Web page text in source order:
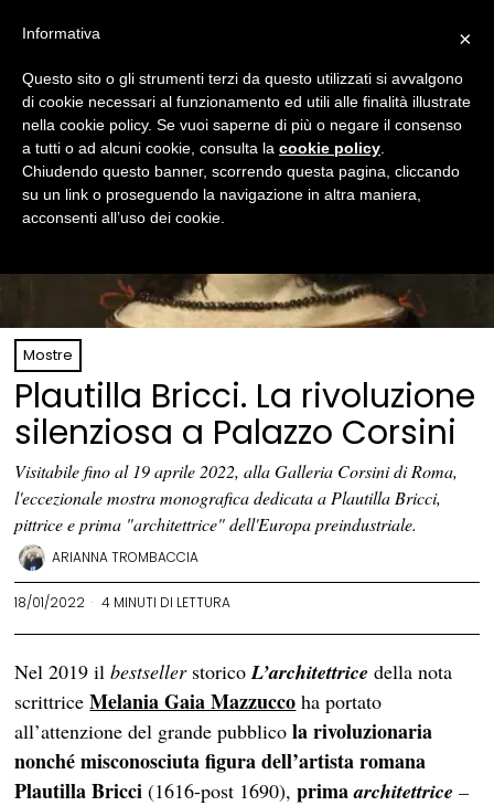
Mostre
Plautilla Bricci. La rivoluzione
silenziosa a Palazzo Corsini
Visitabile fino al 19 aprile 2022, alla Galleria Corsini di Roma,
l'eccezionale mostra monografica dedicata a Plautilla Bricci,
pittrice e prima "architettrice" dell'Europa preindustriale.
ARIANNA TROMBACCIA
18/01/2022 4 MINUTI DI LETTURA
Nel 2019 ilbestsellerstoricoL’architettrice della nota
scrittriceMelania Gaia Mazzucco ha portato
all’attenzione del grande pubblicola rivoluzionaria
nonché misconosciuta figura dell’artista romana
Plautilla Bricci (1616-post 1690),primaarchitettrice–
×
Informativa
Questo sito o gli strumenti terzi da questo utilizzati si avvalgono
di cookie necessari al funzionamento ed utili alle finalità illustrate
nella cookie policy. Se vuoi saperne di più o negare il consenso
a tutti o ad alcuni cookie, consulta la cookie policy
Chiudendo questo banner, scorrendo questa pagina, cliccando
su un link o proseguendo la navigazione in altra maniera,
acconsenti all’uso dei cookie.